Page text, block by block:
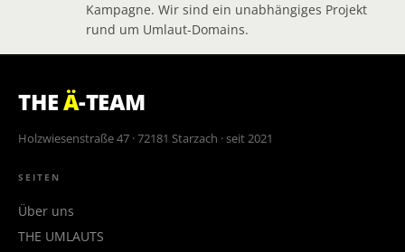
Kampagne. Wir sind ein unabhängiges Projekt
rund um Umlaut-Domains.
THEÄ-TEAM
Holzwiesenstraße 47 · 72181 Starzach · seit 2021
SEITEN
Über uns
THE UMLAUTS